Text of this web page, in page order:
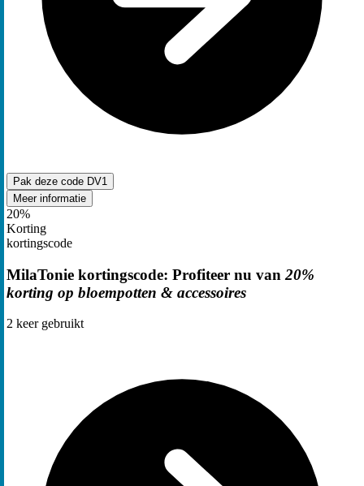
Pak deze code DV1
Meer informatie
20%
Korting
kortingscode
MilaTonie kortingscode: Profiteer nu van 20%
korting op bloempotten & accessoires
2 keer gebruikt